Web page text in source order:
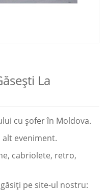
La
cu șofer în Moldova.
eveniment.
cabriolete, retro,
pe site-ul nostru: